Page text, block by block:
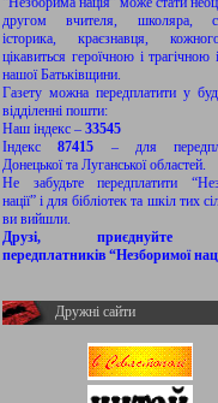
другом вчителя, школяра,
історика, краєзнавця,
цікавиться героїчною і трагічною
нашої Батьківщини.
Газету можна передплатити у
відділенні пошти:
Наш індекс – 33545
Індекс87415 – для
Донецької та Луганської областей.
Не забудьте передплатити
нації” і для бібліотек та шкіл тих
ви вийшли.
Друзі, приєднуйте
передплатників “Незборимої
Дружні сайти